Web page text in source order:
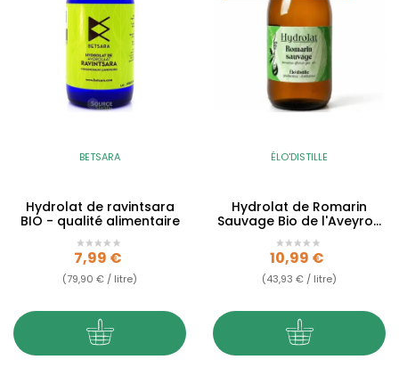
BETSARA
Hydrolat de ravintsara
BIO - qualité alimentaire
Prix
7,99 €
(79,90 € / litre)
ÉLO'DISTILLE
Hydrolat de Romarin
Sauvage Bio de l'Aveyron
- 250 ml - Qualité...
Prix
10,99 €
(43,93 € / litre)